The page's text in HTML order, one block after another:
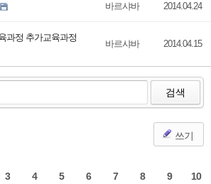
바르샤바 2014.04.24
과정 추가교육과정
바르샤바 2014.04.15
검색
쓰기
3 4 5 6 7 8 9 10